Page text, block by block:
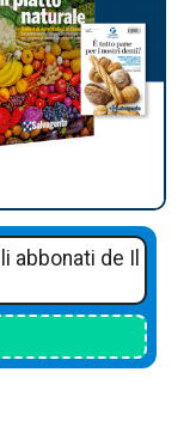
de Il